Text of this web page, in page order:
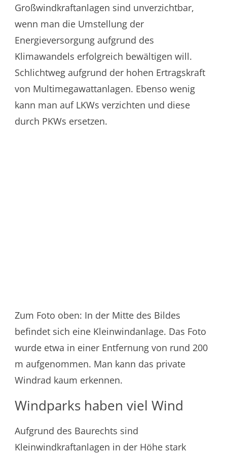
Großwindkraftanlagen sind unverzichtbar,
wenn man die Umstellung der
Energieversorgung aufgrund des
Klimawandels erfolgreich bewältigen will.
Schlichtweg aufgrund der hohen Ertragskraft
von Multimegawattanlagen. Ebenso wenig
kann man auf LKWs verzichten und diese
durch PKWs ersetzen.
Zum Foto oben: In der Mitte des Bildes
befindet sich eine Kleinwindanlage. Das Foto
wurde etwa in einer Entfernung von rund 200
m aufgenommen. Man kann das private
Windrad kaum erkennen.
Windparks haben viel Wind
Aufgrund des Baurechts sind
Kleinwindkraftanlagen in der Höhe stark